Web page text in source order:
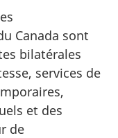
Canada sont
bilatérales
services de
et des
de